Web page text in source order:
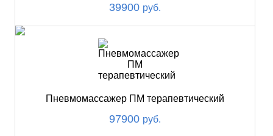
39900 руб.
Пневмомассажер ПМ терапевтический
97900 руб.